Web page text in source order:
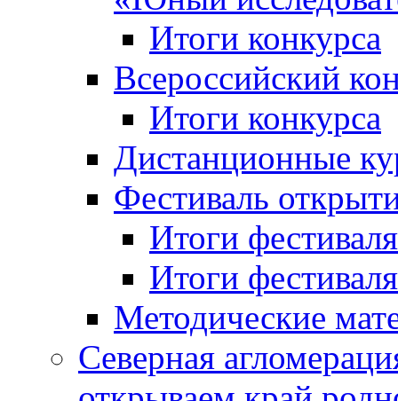
Итоги конкурса
Всероссийский
Итоги конкурса
Дистанционные
Фестиваль
Итоги
Итоги
Методические
Северная